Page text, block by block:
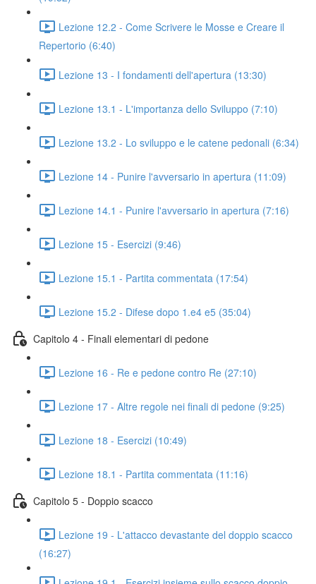
Lezione 12.2 - Come Scrivere le Mosse e Creare il
Repertorio (6:40)
Lezione 13 - I fondamenti dell'apertura (13:30)
Lezione 13.1 - L'importanza dello Sviluppo (7:10)
Lezione 13.2 - Lo sviluppo e le catene pedonali (6:34)
Lezione 14 - Punire l'avversario in apertura (11:09)
Lezione 14.1 - Punire l'avversario in apertura (7:16)
Lezione 15 - Esercizi (9:46)
Lezione 15.1 - Partita commentata (17:54)
Lezione 15.2 - Difese dopo 1.e4 e5 (35:04)
Capitolo 4 - Finali elementari di pedone
Lezione 16 - Re e pedone contro Re (27:10)
Lezione 17 - Altre regole nei finali di pedone (9:25)
Lezione 18 - Esercizi (10:49)
Lezione 18.1 - Partita commentata (11:16)
Capitolo 5 - Doppio scacco
Lezione 19 - L'attacco devastante del doppio scacco
(16:27)